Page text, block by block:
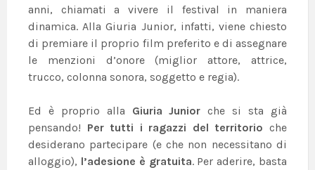
anni, chiamati a vivere il festival in maniera
dinamica. Alla Giuria Junior, infatti, viene chiesto
di premiare il proprio film preferito e di assegnare
le menzioni d’onore (miglior attore, attrice,
trucco, colonna sonora, soggetto e regia).
Ed è proprio alla Giuria Junior che si sta già
pensando! Per tutti i ragazzi del territorio che
desiderano partecipare (e che non necessitano di
alloggio), l’adesione è gratuita. Per aderire, basta